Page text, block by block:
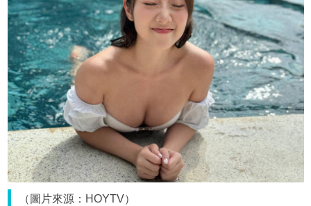
（圖片來源：HOYTV）